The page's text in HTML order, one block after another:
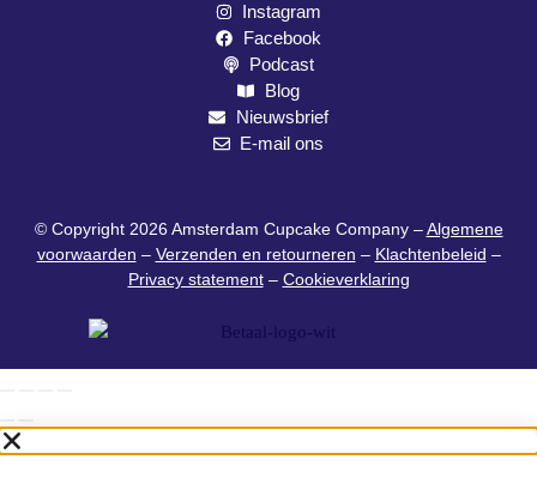
Instagram
Facebook
Podcast
Blog
Nieuwsbrief
E-mail ons
© Copyright 2026 Amsterdam Cupcake Company –Algemene
voorwaarden – Verzenden en retourneren – Klachtenbeleid –
Privacy statement– Cookieverklaring